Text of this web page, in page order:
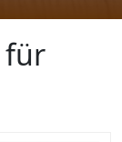
für